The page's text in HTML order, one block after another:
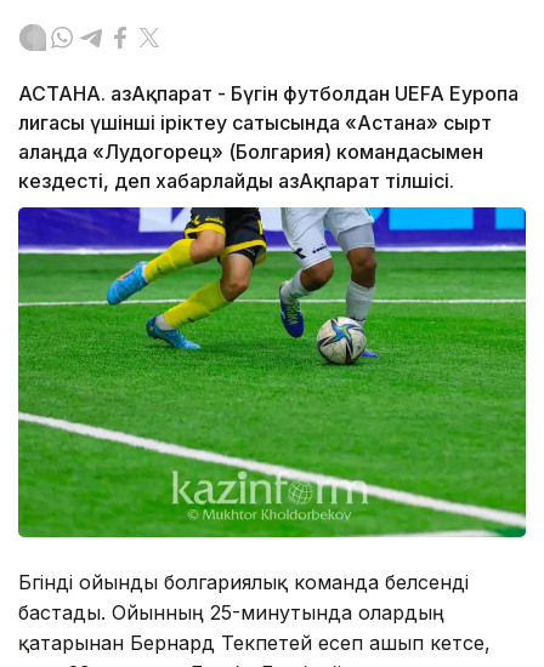
АСТАНА. ҚазАқпарат - Бүгін футболдан UEFA Еуропа
лигасы үшінші іріктеу сатысында «Астана» сырт
алаңда «Лудогорец» (Болгария) командасымен
кездесті, деп хабарлайды ҚазАқпарат тілшісі.
Бүгінді ойынды болгариялық команда белсенді
бастады. Ойынның 25-минутында олардың
қатарынан Бернард Текпетей есеп ашып кетсе,